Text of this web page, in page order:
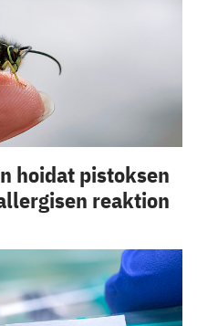
hoidat pistoksen
reaktion